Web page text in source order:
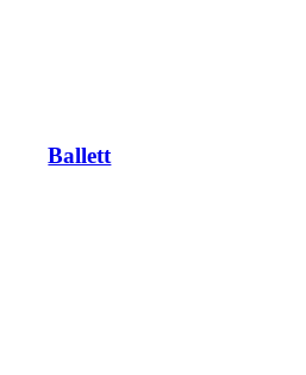
Ballett